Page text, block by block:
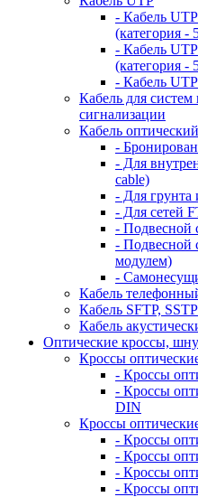
- Кабель
(категория -
- Кабель
(категория -
- Кабель
Кабель для
сигнализации
Кабель оптический
-
- Для
cable)
- Для грунта
- Для сетей
- Подвесной
- Подвесной
модулем)
-
Кабель
Кабель SFTP, SSTP
Кабель
Оптические кроссы,
Кроссы
- Кроссы
- Кроссы
DIN
Кроссы
- Кроссы
- Кроссы
- Кроссы
- Кроссы